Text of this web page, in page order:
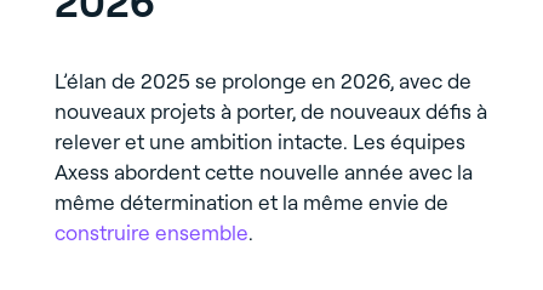
L’élan de 2025 se prolonge en 2026, avec de
nouveaux projets à porter, de nouveaux défis à
relever et une ambition intacte. Les équipes
Axess abordent cette nouvelle année avec la
même détermination et la même envie de
construire ensemble.